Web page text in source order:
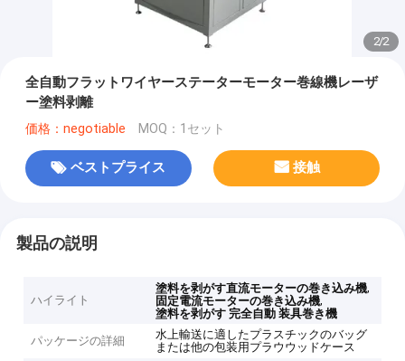
2/2
全自動フラットワイヤーステーターモーター巻線機レーザ
ー塗料剥離
価格：negotiable MOQ：1セット
ベストプライス 接触
製品の説明
ハイライト
塗料を剥がす直流モーターの巻き込み機,
固定電流モーターの巻き込み機,
塗料を剥がす 完全自動 装具巻き機
パッケージの詳細
水上輸送に適したプラスチックのバッグ
または他の包装用プラウウッドケース